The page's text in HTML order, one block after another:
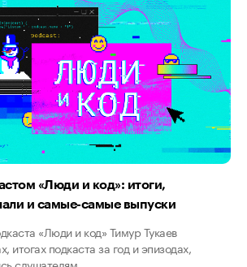
«Люди и код»: итоги,
и самые-самые выпуски
«Люди и код» Тимур Тукаев
итогах подкаста за год и эпизодах,